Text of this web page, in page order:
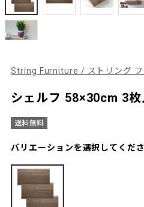
String Furniture / ストリング フ
シェルフ 58×30cm 3
バリエーションを選択してくだ